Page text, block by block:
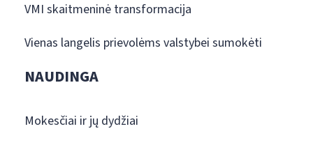
VMI skaitmeninė transformacija
Vienas langelis prievolėms valstybei sumokėti
NAUDINGA
Mokesčiai ir jų dydžiai